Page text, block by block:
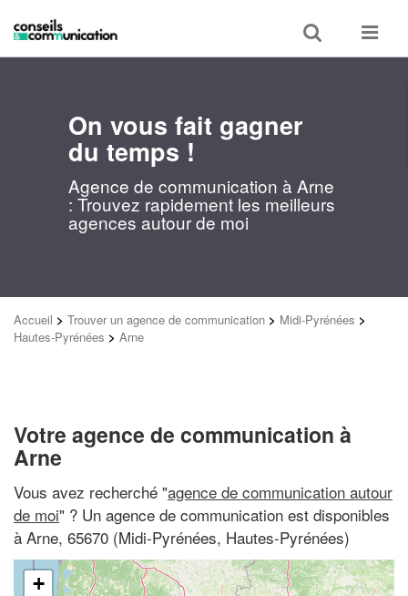
Toggle
search
Toggle
On vous fait gagner
du temps !
Agence de communication à Arne
: Trouvez rapidement les meilleurs
agences autour de moi
Accueil > Trouver un agence de communication > Midi-Pyrénées >
Hautes-Pyrénées > Arne
Votre agence de communication à
Arne
Vous avez recherché "agence de communication autour
de moi" ? Un agence de communication est disponibles
à Arne, 65670 (Midi-Pyrénées, Hautes-Pyrénées)
+